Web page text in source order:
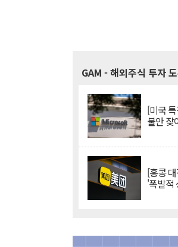
GAM - 해외주식 투자
[미국
불안 잦
[홍콩
'폭발적